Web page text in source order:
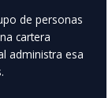
de personas
cartera
administra esa